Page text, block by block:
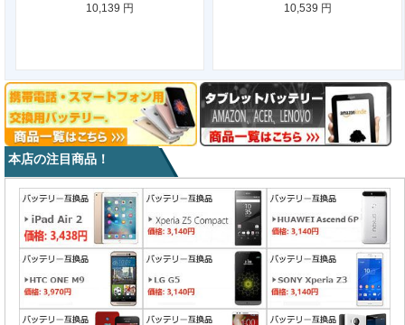
10,139 円
10,539 円
本店の注目商品！